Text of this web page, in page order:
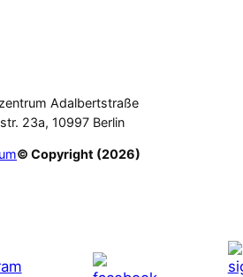
Adalbertstraße
23a, 10997 Berlin
© Copyright (2026)